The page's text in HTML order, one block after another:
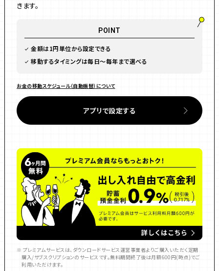
きます。
POINT
金額は1円単位から設定できる
移動するタイミングは毎日〜毎年まで選べる
お金の移動スケジュール（自動振替）について
アプリで設定する
※ プレミアムサービスは、ダウンロードサービス運営事業者よりご購入いただく定期
購入/サブスクリプションのサービスです。無料期間終了後は月額600円(時点)でご
利用いただけます。